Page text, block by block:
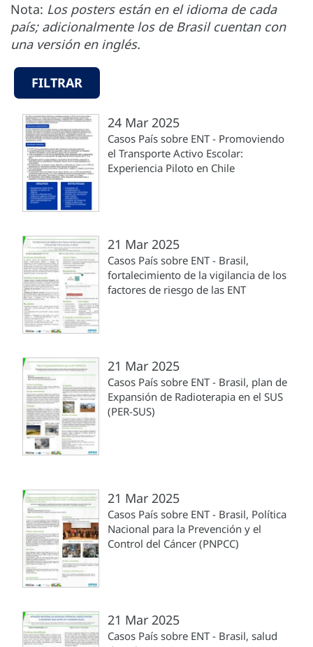
Nota: Los posters están en el idioma de cada
país; adicionalmente los de Brasil cuentan con
una versión en inglés.
FILTRAR
24 Mar 2025
Casos País sobre ENT - Promoviendo
el Transporte Activo Escolar:
Experiencia Piloto en Chile
21 Mar 2025
Casos País sobre ENT - Brasil,
fortalecimiento de la vigilancia de los
factores de riesgo de las ENT
21 Mar 2025
Casos País sobre ENT - Brasil, plan de
Expansión de Radioterapia en el SUS
(PER-SUS)
21 Mar 2025
Casos País sobre ENT - Brasil, Política
Nacional para la Prevención y el
Control del Cáncer (PNPCC)
21 Mar 2025
Casos País sobre ENT - Brasil, salud